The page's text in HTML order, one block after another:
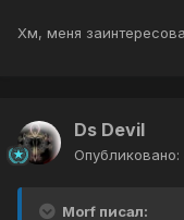
Хм, меня
Ds Devil
Опубликовано:
Morf писал: